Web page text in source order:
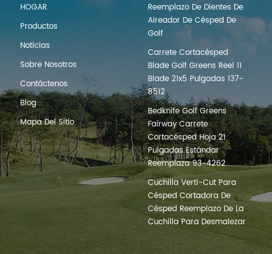
HOGAR
Productos
Noticias
Sobre Nosotros
Contáctenos
Blog
Mapa Del Sitio
Reemplazo De Dientes De
Aireador De Césped De
Golf
Carrete Cortacésped
Blade Golf Greens Reel 11
Blade 21x5 Pulgadas 137-
8512
Bedknife Golf Greens
Fairway Carrete
Cortacésped Hoja 21
Pulgadas Estándar
Reemplaza 93-4262
Cuchilla Verti-Cut Para
Césped Cortadora De
Césped Reemplazo De La
Cuchilla Para Desmalezar